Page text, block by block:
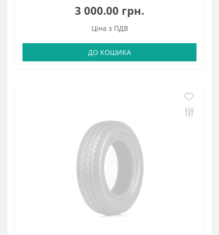
3 000.00 грн.
Ціна з ПДВ
ДО КОШИКА